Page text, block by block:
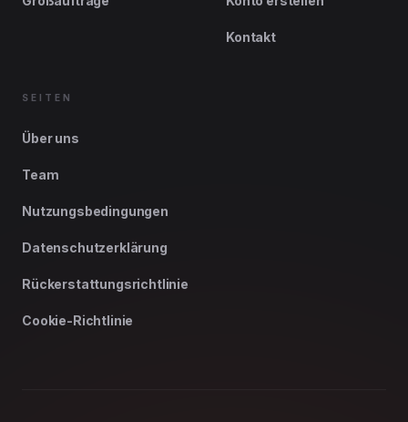
Kontakt
SEITEN
Über uns
Team
Nutzungsbedingungen
Datenschutzerklärung
Rückerstattungsrichtlinie
Cookie-Richtlinie